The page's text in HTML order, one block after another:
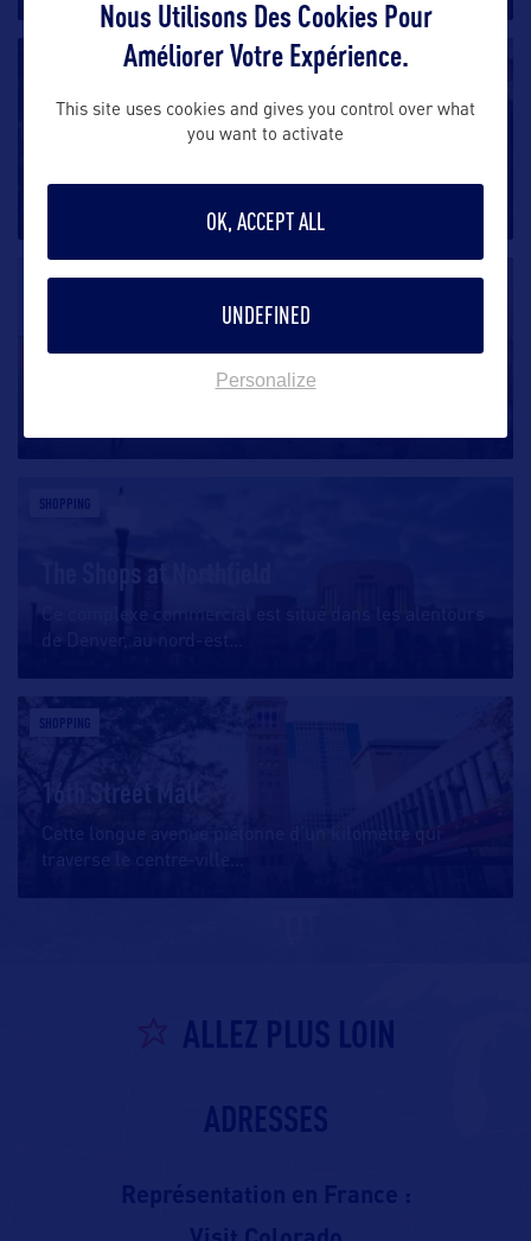
Rockmount Ranch Wear
SHOPPING
Flatiron Crossing
SHOPPING
The Shops at Northfield
Ce complexe commercial est situé dans les alentours
de Denver, au nord-est
SHOPPING
16th Street Mall
Cette longue avenue piétonne d’un kilomètre qui
traverse le centre-ville
ALLEZ PLUS LOIN
ADRESSES
Représentation en France :
Nous Utilisons Des Cookies Pour
Améliorer Votre Expérience.
This site uses cookies and gives you control over what
you want to activate
OK, ACCEPT ALL
UNDEFINED
Personalize